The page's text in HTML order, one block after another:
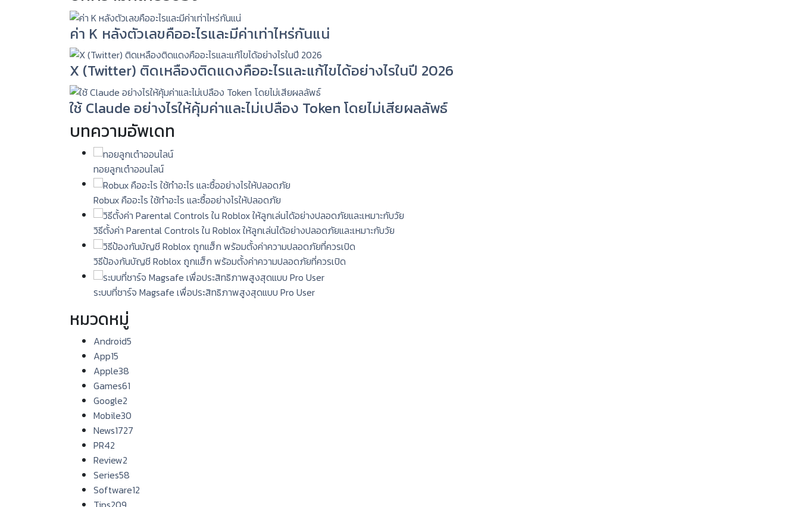
ค่า K หลังตัวเลขคืออะไรและมีค่าเท่าไหร่กันแน่
X (Twitter) ติดเหลืองติดแดงคืออะไรและแก้ไขได้อย่างไรในปี 2026
ใช้ Claude อย่างไรให้คุ้มค่าและไม่เปลือง Token โดยไม่เสียผลลัพธ์
บทความอัพเดท
ทอยลูกเต๋าออนไลน์
Robux คืออะไร ใช้ทำอะไร และซื้ออย่างไรให้ปลอดภัย
วิธีตั้งค่า Parental Controls ใน Roblox ให้ลูกเล่นได้อย่างปลอดภัยและเหมาะกับวัย
วิธีป้องกันบัญชี Roblox ถูกแฮ็ก พร้อมตั้งค่าความปลอดภัยที่ควรเปิด
ระบบที่ชาร์จ Magsafe เพื่อประสิทธิภาพสูงสุดแบบ Pro User
หมวดหมู่
Android5
App15
Apple38
Games61
Google2
Mobile30
News1727
PR42
Review2
Series58
Software12